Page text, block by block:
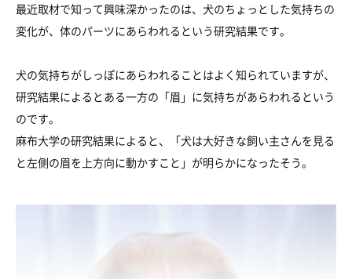
最近取材で知って興味深かったのは、犬のちょっとした気持ちの
変化が、体のパーツにあらわれるという研究結果です。
犬の気持ちがしっぽにあらわれることはよく知られていますが、
研究結果によるとある一方の「眉」に気持ちがあらわれるという
のです。
麻布大学の研究結果によると、「犬は大好きな飼い主さんを見る
と左側の眉を上方向に動かすこと」が明らかになったそう。